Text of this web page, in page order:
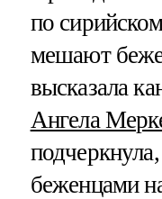
по
мешают
высказала
Ангела
беженцами